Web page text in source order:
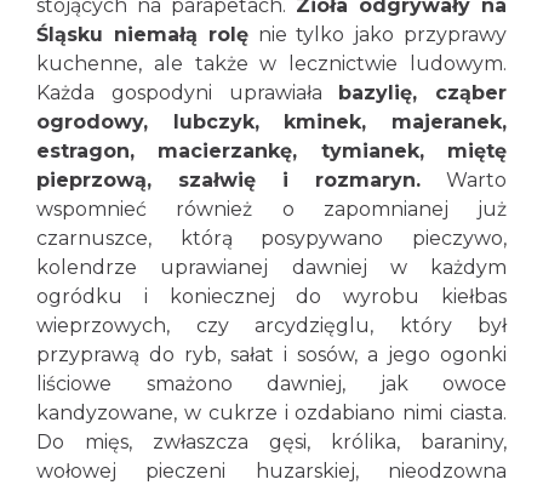
stojących na parapetach. Zioła odgrywały na
Śląsku niemałą rolęnie tylko jako przyprawy
kuchenne, ale także w lecznictwie ludowym.
Każda gospodyni uprawiała
bazylię, cząber
ogrodowy, lubczyk, kminek, majeranek,
estragon, macierzankę, tymianek, miętę
pieprzową, szałwię i rozmaryn. Warto
wspomnieć również o zapomnianej już
czarnuszce, którą posypywano pieczywo,
kolendrze uprawianej dawniej w każdym
ogródku i koniecznej do wyrobu kiełbas
wieprzowych, czy arcydzięglu, który był
przyprawą do ryb, sałat i sosów, a jego ogonki
liściowe smażono dawniej, jak owoce
kandyzowane, w cukrze i ozdabiano nimi ciasta.
Do mięs, zwłaszcza gęsi, królika, baraniny,
wołowej pieczeni huzarskiej, nieodzowna